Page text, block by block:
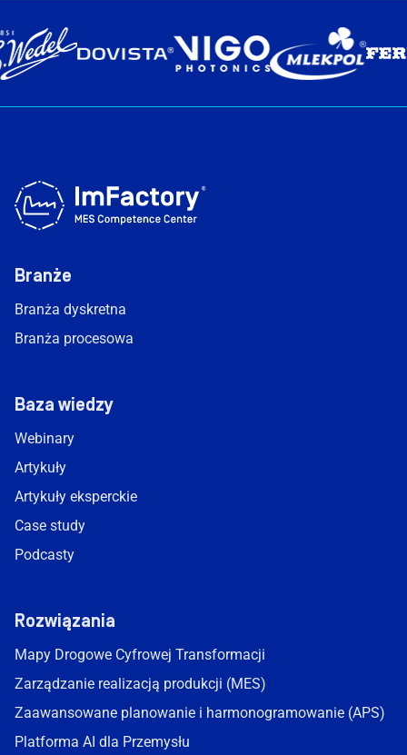
Branże
Branża dyskretna
Branża procesowa
Baza wiedzy
Webinary
Artykuły
Artykuły eksperckie
Case study
Podcasty
Rozwiązania
Mapy Drogowe Cyfrowej Transformacji
Zarządzanie realizacją produkcji (MES)
Zaawansowane planowanie i harmonogramowanie (APS)
Platforma AI dla Przemysłu